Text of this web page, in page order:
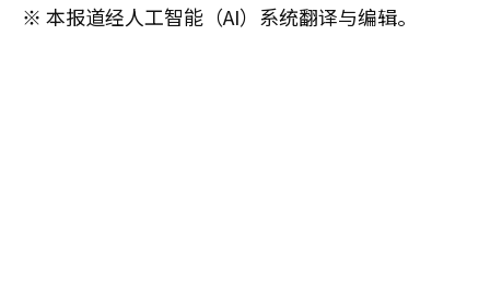
※ 本报道经人工智能（AI）系统翻译与编辑。